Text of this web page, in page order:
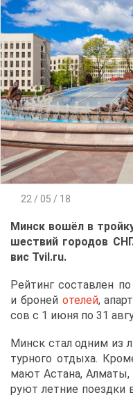
22 / 05 / 18
Минск во­шёл в
ше­ствий го­ро­дов
вис Tvil.ru.
Рей­тинг со­став­лен
и бро­ней оте­лей,
сов с 1 июня по 31
Минск стал од­ним из
тур­но­го от­ды­ха.
ма­ют Аста­на,
ру­ют лет­ние по­езд­ки